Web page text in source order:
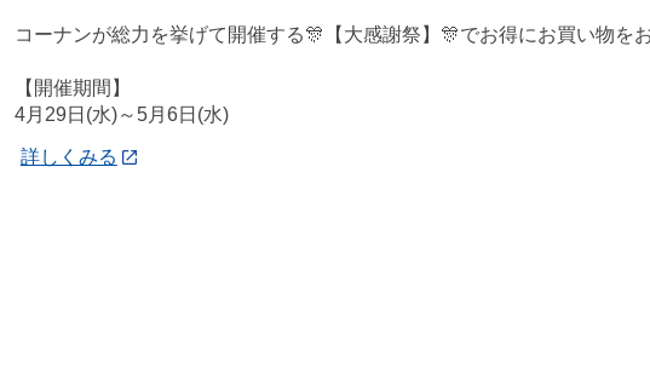
コーナンが総力を挙げて開催する🎊【大感謝祭】🎊でお得にお買い物を
【開催期間】
4月29日(水)～5月6日(水)
詳しくみる